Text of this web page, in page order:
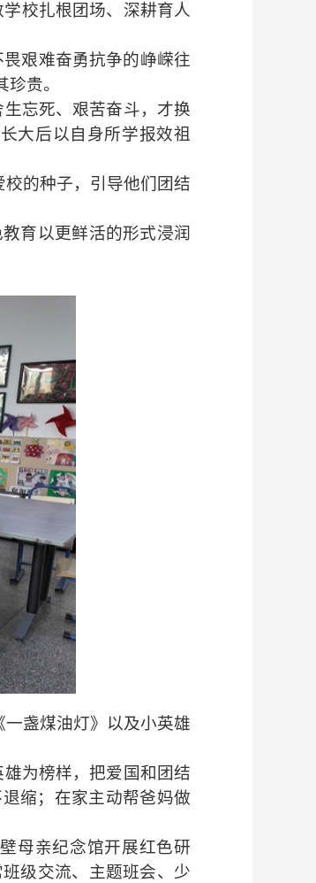
校扎根团场、深耕育人
艰难奋勇抗争的峥嵘往
贵。
忘死、艰苦奋斗，才换
大后以自身所学报效祖
的种子，引导他们团结
育以更鲜活的形式浸润
盏煤油灯》以及小英雄
为榜样，把爱国和团结
缩；在家主动帮爸妈做
母亲纪念馆开展红色研
级交流、主题班会、少